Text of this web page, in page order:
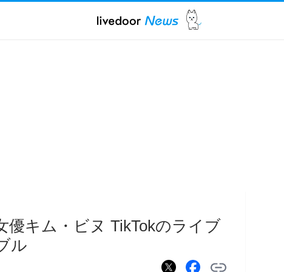
優キム・ビヌ TikTokのライブ
ル